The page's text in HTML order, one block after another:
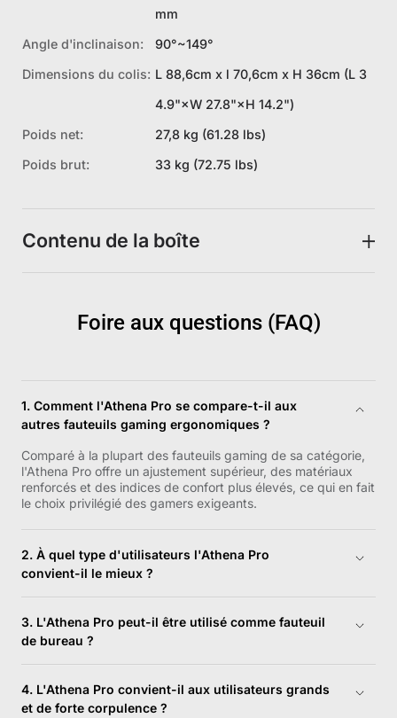
mm
Angle d'inclinaison:
90°~149°
Dimensions du colis: L 88,6cm x l 70,6cm x H 36cm (L 3
4.9"×W 27.8"×H 14.2")
Poids net:
27,8 kg (61.28 lbs)
Poids brut:
33 kg (72.75 lbs)
Contenu de la boîte
Foire aux questions (FAQ)
1. Comment l'Athena Pro se compare-t-il aux
autres fauteuils gaming ergonomiques ?
Comparé à la plupart des fauteuils gaming de sa catégorie,
l'Athena Pro offre un ajustement supérieur, des matériaux
renforcés et des indices de confort plus élevés, ce qui en fait
le choix privilégié des gamers exigeants.
2. À quel type d'utilisateurs l'Athena Pro
convient-il le mieux ?
professionnels qui passent de longues heures assis et
exigent un soutien ergonomique maximal.
3. L'Athena Pro peut-il être utilisé comme fauteuil
de bureau ?
haut de gamme le rendent idéal aussi bien pour le jeu que
pour un environnement de travail professionnel.
4. L'Athena Pro convient-il aux utilisateurs grands
et de forte corpulence ?